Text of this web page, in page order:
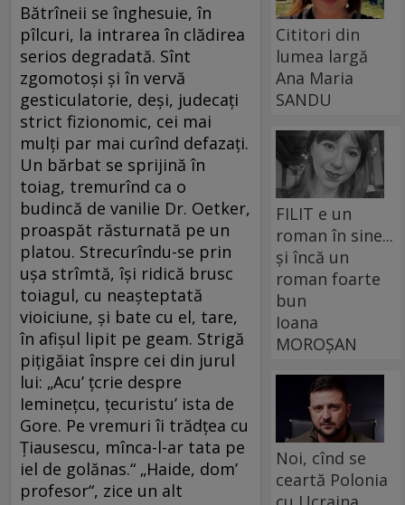
Bătrîneii se înghesuie, în
pîlcuri, la intrarea în clădirea
serios degradată. Sînt
zgomotoși și în vervă
gesticulatorie, deși, judecați
strict fizionomic, cei mai
mulți par mai curînd defazați.
Un bărbat se sprijină în
toiag, tremurînd ca o
budincă de vanilie Dr. Oetker,
proaspăt răsturnată pe un
platou. Strecurîndu-se prin
ușa strîmtă, își ridică brusc
toiagul, cu neașteptată
vioiciune, și bate cu el, tare,
în afișul lipit pe geam. Strigă
pițigăiat înspre cei din jurul
lui: „Acu’ țcrie despre
Ieminețcu, țecuristu’ ista de
Gore. Pe vremuri îi trădțea cu
Țiausescu, mînca-l-ar tata pe
iel de golănas.“ „Haide, dom’
profesor“, zice un alt
Cititori din
lumea largă
Ana Maria
SANDU
FILIT e un
roman în sine...
și încă un
roman foarte
bun
Ioana
MOROȘAN
Noi, cînd se
ceartă Polonia